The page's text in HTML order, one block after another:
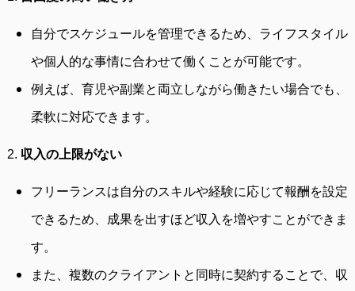
自分でスケジュールを管理できるため、ライフスタイル
や個人的な事情に合わせて働くことが可能です。
例えば、育児や副業と両立しながら働きたい場合でも、
柔軟に対応できます。
2. 収入の上限がない
フリーランスは自分のスキルや経験に応じて報酬を設定
できるため、成果を出すほど収入を増やすことができま
す。
また、複数のクライアントと同時に契約することで、収